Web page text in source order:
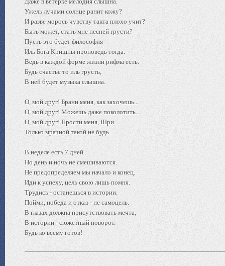
Ужель лучами солнце ранит кожу?
И разве морось чувству такта плохо учит?
Быть может, стать мне песней грусти?
Пусть это будет философия
Иль Бога Кришны проповедь тогда.
Ведь в каждой форме жизни рифма есть.
Будь счастье то иль грусть,
В ней будет музыка слышна.
О, мой друг! Брани меня, как захочешь...
О, мой друг! Можешь даже поколотить...
О, мой друг! Прости меня, Шри.
Только мрачной такой не будь.
В неделе есть 7 дней...
Но день и ночь не смешиваются.
Не предопределяем мы начало и конец.
Иди к успеху, цель свою лишь помня.
Трудись - останешься в истории.
Пойми, победа и отказ - не самоцель.
В глазах должна присутствовать мечта,
В истории - сюжетный поворот.
Будь ко всему готов!